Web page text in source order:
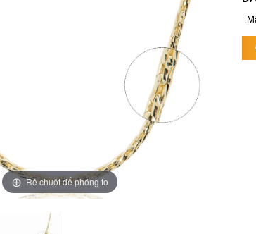
Kiềng cổ
Lắc
Vòng đeo tay
Rê chuột để phóng to